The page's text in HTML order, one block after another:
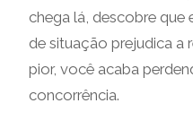
chega lá, descobre que
de situação prejudica a
pior, você acaba
concorrência.